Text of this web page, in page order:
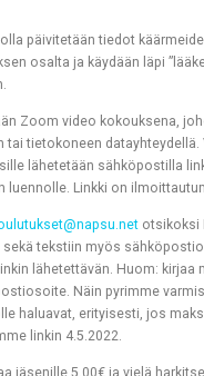
päivitetään tiedot
osalta ja käydään läpi
Zoom video kokouksena,
tai tietokoneen datayhteydellä.
lähetetään sähköpostilla
luennolle. Linkki on
otsikoksi
tekstiin myös
lähetettävän. Huom: kirjaa
Näin pyrimme
haluavat, erityisesti, jos
linkin 4.5.2022.
jäsenille 5,00€ ja vielä